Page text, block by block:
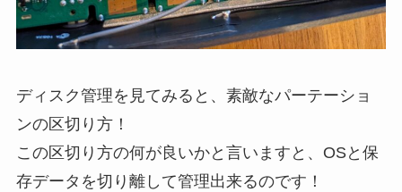
ディスク管理を見てみると、素敵なパーテーショ
ンの区切り方！
この区切り方の何が良いかと言いますと、OSと保
存データを切り離して管理出来るのです！